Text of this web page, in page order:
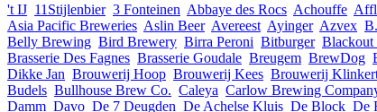
't IJ 11Stijlenbier 3 Fonteinen Abbaye des Rocs Achouffe
Asia Pacific Breweries Aslin Beer Avereest Ayinger Azvex
Belly Brewing Bird Brewery Birra Peroni Bitburger
Brasserie Des Fagnes Brasserie Goudale Breugem BrewDog
Dikke Jan Brouwerij Hoop Brouwerij Kees Brouwerij
Budels Bullhouse Brew Co. Caleya Carlow Brewing
Damm Davo De 7 Deugden De Achelse Kluis De Block De